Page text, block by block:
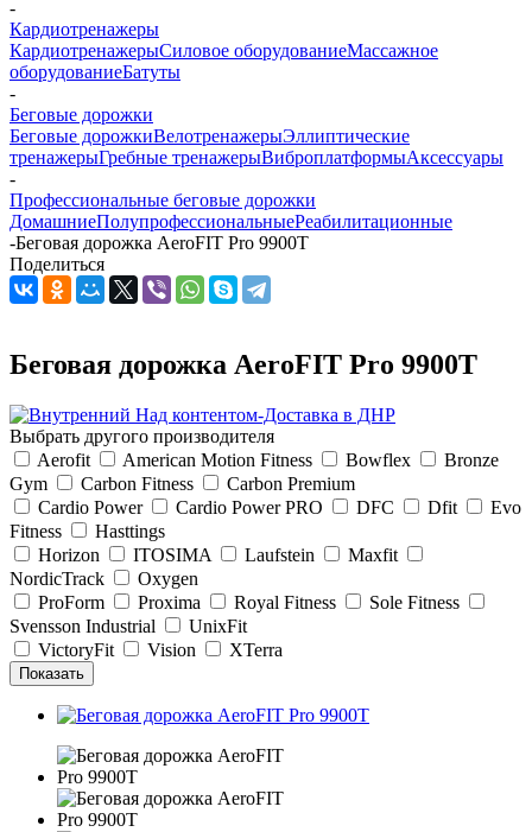
-
Кардиотренажеры
КардиотренажерыСиловое оборудованиеМассажное
оборудованиеБатуты
-
Беговые дорожки
Беговые дорожкиВелотренажерыЭллиптические
тренажерыГребные тренажерыВиброплатформыАксессуары
-
Профессиональные беговые дорожки
ДомашниеПолупрофессиональныеРеабилитационные
-Беговая дорожка AeroFIT Pro 9900T
Поделиться
Беговая дорожка AeroFIT Pro 9900T
Выбрать другого производителя
Aerofit
American Motion Fitness Bowflex
Bronze
Gym
Carbon Fitness
Carbon Premium
Cardio Power
Cardio Power PRO DFC Dfit
Evo
Fitness
Hasttings
Horizon
ITOSIMA Laufstein
Maxfit
NordicTrack
Oxygen
ProForm
Proxima Royal Fitness
Sole Fitness
Svensson Industrial
UnixFit
VictoryFit
Vision XTerra